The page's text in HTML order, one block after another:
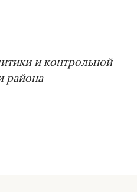
и контрольной
района